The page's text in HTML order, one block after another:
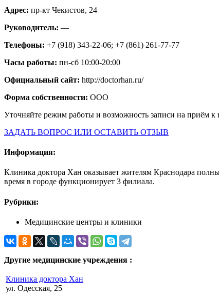
Адрес: пр-кт Чекистов, 24
Руководитель: —
Телефоны: +7 (918) 343-22-06; +7 (861) 261-77-77
Часы работы: пн-сб 10:00-20:00
Официальный сайт: http://doctorhan.ru/
Форма собственности: ООО
Уточняйте режим работы и возможность записи на приём к
ЗАДАТЬ ВОПРОС ИЛИ ОСТАВИТЬ ОТЗЫВ
Информация:
Клиника доктора Хан оказывает жителям Краснодара
время в городе функционирует 3 филиала.
Рубрики:
Медицинские центры и клиники
Другие медицинские учреждения :
Клиника доктора Хан
ул. Одесская, 25